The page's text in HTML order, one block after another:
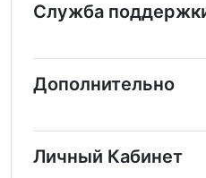
Служба
Дополнительно
Личный Кабинет